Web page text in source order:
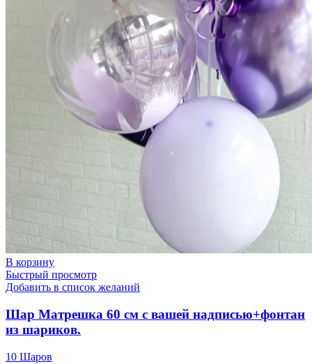
В корзину
Быстрый просмотр
Добавить в список желаний
Шар Матрешка 60 см с вашей надписью+фонтан
из шариков.
10 Шаров